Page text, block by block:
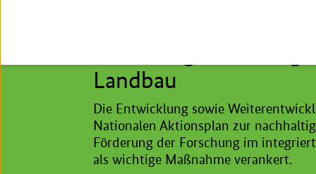
Landbau
Die Entwicklung sowie
Nationalen Aktionsplan zur
Förderung der Forschung im
als wichtige Maßnahme verankert.